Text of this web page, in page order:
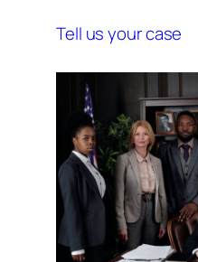
Tell us your case